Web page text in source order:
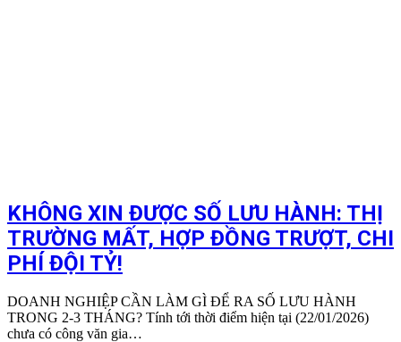
KHÔNG XIN ĐƯỢC SỐ LƯU HÀNH: THỊ
TRƯỜNG MẤT, HỢP ĐỒNG TRƯỢT, CHI
PHÍ ĐỘI TỶ!
DOANH NGHIỆP CẦN LÀM GÌ ĐỂ RA SỐ LƯU HÀNH
TRONG 2-3 THÁNG? Tính tới thời điểm hiện tại (22/01/2026)
chưa có công văn gia…